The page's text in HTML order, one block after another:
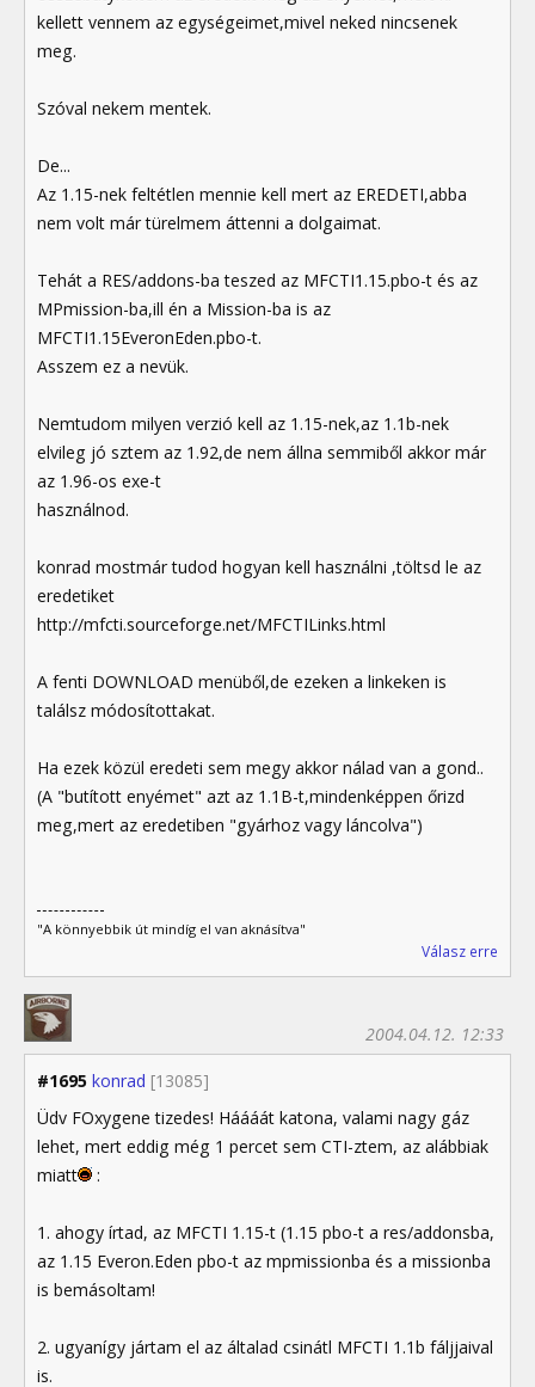
kellett vennem az egységeimet,mivel neked nincsenek
meg.
Szóval nekem mentek.
De...
Az 1.15-nek feltétlen mennie kell mert az EREDETI,abba
nem volt már türelmem áttenni a dolgaimat.
Tehát a RES/addons-ba teszed az MFCTI1.15.pbo-t és az
MPmission-ba,ill én a Mission-ba is az
MFCTI1.15EveronEden.pbo-t.
Asszem ez a nevük.
Nemtudom milyen verzió kell az 1.15-nek,az 1.1b-nek
elvileg jó sztem az 1.92,de nem állna semmiből akkor már
az 1.96-os exe-t
használnod.
konrad mostmár tudod hogyan kell használni ,töltsd le az
eredetiket
http://mfcti.sourceforge.net/MFCTILinks.html
A fenti DOWNLOAD menüből,de ezeken a linkeken is
találsz módosítottakat.
Ha ezek közül eredeti sem megy akkor nálad van a gond..
(A "butított enyémet" azt az 1.1B-t,mindenképpen őrizd
meg,mert az eredetiben "gyárhoz vagy láncolva")
"A könnyebbik út mindíg el van aknásítva"
Válasz erre
#1695 konrad [13085]
2004.04.12. 12:33
Üdv FOxygene tizedes! Háááát katona, valami nagy gáz
lehet, mert eddig még 1 percet sem CTI-ztem, az alábbiak
miatt
:
1. ahogy írtad, az MFCTI 1.15-t (1.15 pbo-t a res/addonsba,
az 1.15 Everon.Eden pbo-t az mpmissionba és a missionba
is bemásoltam!
2. ugyanígy jártam el az általad csinátl MFCTI 1.1b fáljjaival
is.